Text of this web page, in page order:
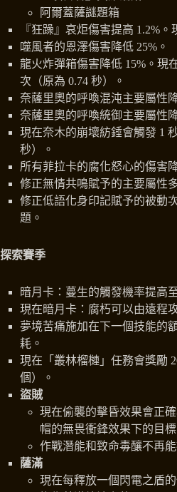
阿爾蓋薩謎題箱
『狂躁』哀炬傷害提高 1.2%
噬風者的恩澤傷害降低 25%。
龍火炸彈箱傷害降低 15%。現
次（原為 0.74 秒）。
奈薩里奧的呼喚混沌主要屬性
奈薩里奧的呼喚統御主要屬性
現在奈木的崩壞紡錘會觸發 1
秒）。
所有菲拉卡的腐化怒心的傷害
修正無情共鳴賦予的主要屬性
修正低語化身印記賦予的被動
題。
探索賽季
暗月卡：蔓生的觸發機率提高
現在暗月卡：腐朽可以由遠程
夢境苦痛施加在下一個技能的
耗。
現在「叢林榴槤」任務會獎勵
個）。
盜賊
現在偷襲的擊昏效果會正
帽的無畏衝鋒效果下的目標
作戰潛能和致命毒釀不再
薩滿
現在每釋放一個閃電之盾